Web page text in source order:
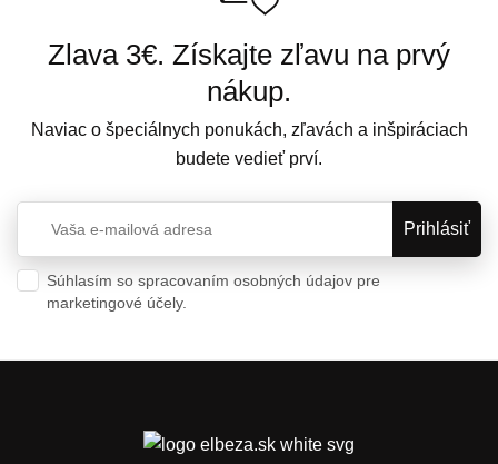
Zlava 3€. Získajte zľavu na prvý
nákup.
Naviac o špeciálnych ponukách, zľavách a inšpiráciach
budete vedieť prví.
Súhlasím so spracovaním osobných údajov pre
marketingové účely.